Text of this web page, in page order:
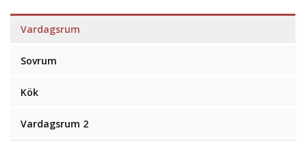
Vardagsrum
Sovrum
Kök
Vardagsrum 2